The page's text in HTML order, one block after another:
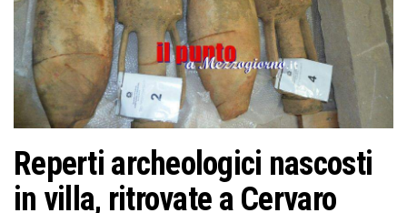
Reperti archeologici nascosti
in villa, ritrovate a Cervaro